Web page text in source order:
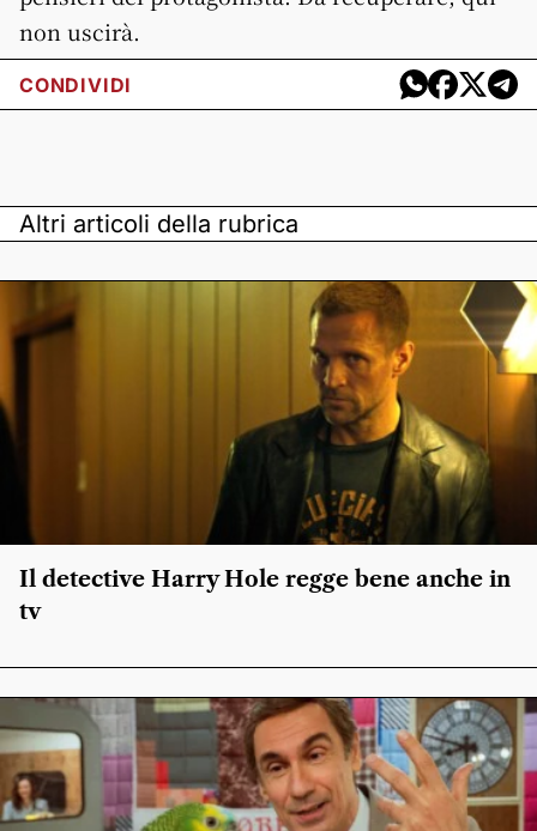
non uscirà.
CONDIVIDI
Altri articoli della rubrica
Il detective Harry Hole regge bene anche in
tv